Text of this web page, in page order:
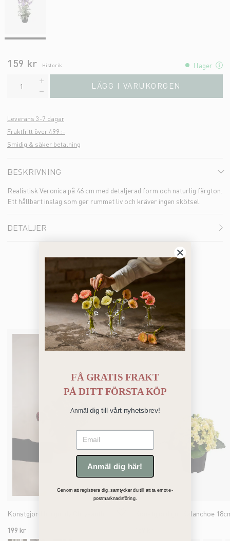
159 kr Historik I lager
LÄGG I VARUKORGEN
Leverans 3-7 dagar
Fraktfritt över 499 :-
Smidig & säker betalning
BESKRIVNING
Realistisk Veronica på 46 cm med detaljerad form och naturlig färgton.
Ett hållbart inslag som ger rummet liv och kräver ingen skötsel.
DETALJER
Bästsäljare
199 kr
Konstgjord gul Kalanchoe
FÅ GRATIS FRAKT
PÅDITT FÖRSTA KÖP
Anmäl dig till vårt nyhetsbrev!
Email
Anmäl dig här!
Genom att registrera dig, samtycker du till att ta emot e-
postmarknadsföring.